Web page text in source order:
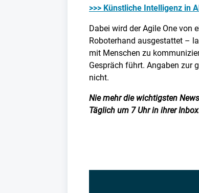
>>> Künstliche Intelligenz in
Dabei wird der Agile One von
Roboterhand ausgestattet –
mit Menschen zu
Gespräch führt. Angaben zur
nicht.
Nie mehr die wichtigsten
Täglich um 7 Uhr in ihrer